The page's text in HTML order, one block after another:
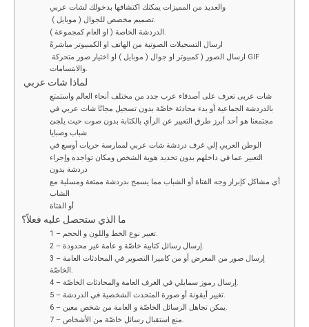
والعديد من المميزات يمكنك اكتشافها بدخولك لشات عربي
تصميم مخصص للجوال ( موبايل ).
الدردشة الخاصة ( او العام كمجموعة ).
ارسال التسجيلات الصوتية من الهاتف او الكمبيوتر مباشرةً
والابتسامات.
لماذا شات عربي
شات عربى تعرف على أصدقاء عرب جدد من مختلف أنحاء العالم واستمتع
بالدردشة الجماعية أو بدء محادثة خاصّة بدون تسجيل مجانًا شات عربي في
مجتمعنا هو أحد أبرز طرق التعبير عن الرأي بالكتابة بدون صوت حيث يلجئ
شباب وصبايا
الوطن العربي إلي غرف دردشة شات عربي لممارسة حريات أوسع في
التعبير عما في داخلهم بدون تحديد هوية الشخص ومكان تواجده وإجراء
دردشة بدون
أي مشاكل كإبراز وجه الفتاة أو الشباب مما يسمح بدردشة ممتعة ومسلية مع
الشاب
أو الفتاة
ما الذي ستحصل عليه فعلاً؟
1 – تغيير نوع الخط واللون و الحجم.
2 – إرسال رسائل كتابية خاصّة و عامة غير محدودة.
3 – إرسال صور من المعرض أو من كاميرا التصوير في المحادثات العامة
الخاصّة.
4 – إرسال رموز سمايلي في الغرف العامة والمحادثات الخاصّة.
5 – تغيير أيقونة أو صورة المتحدث الشخصية في الدردشة.
6 – يمكن تجاهل الرسائل الخاصّة و العامة من شخص معين.
7 – منع استقبال رسائل خاصّة من الأشخاص.